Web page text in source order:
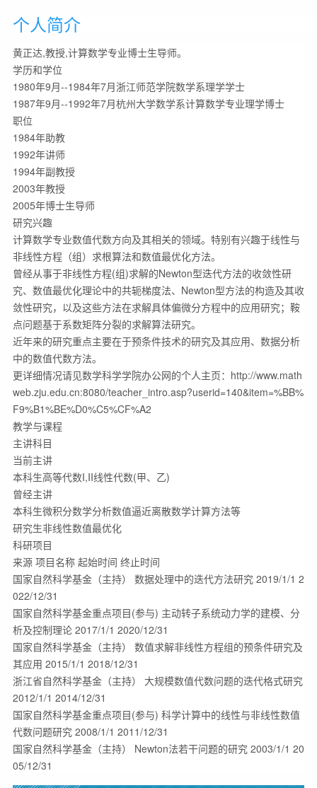
个人简介
黄正达,教授,计算数学专业博士生导师。
学历和学位
1980年9月--1984年7月浙江师范学院数学系理学学士
1987年9月--1992年7月杭州大学数学系计算数学专业理学博士
职位
1984年助教
1992年讲师
1994年副教授
2003年教授
2005年博士生导师
研究兴趣
计算数学专业数值代数方向及其相关的领域。特别有兴趣于线性与
非线性方程（组）求根算法和数值最优化方法。
曾经从事于非线性方程(组)求解的Newton型迭代方法的收敛性研
究、数值最优化理论中的共轭梯度法、Newton型方法的构造及其收
敛性研究，以及这些方法在求解具体偏微分方程中的应用研究；鞍
点问题基于系数矩阵分裂的求解算法研究。
近年来的研究重点主要在于预条件技术的研究及其应用、数据分析
中的数值代数方法。
更详细情况请见数学科学学院办公网的个人主页：http://www.math
web.zju.edu.cn:8080/teacher_intro.asp?userid=140&item=%BB%
F9%B1%BE%D0%C5%CF%A2
教学与课程
主讲科目
当前主讲
本科生高等代数I,II线性代数(甲、乙)
曾经主讲
本科生微积分数学分析数值逼近离散数学计算方法等
研究生非线性数值最优化
科研项目
来源 项目名称 起始时间 终止时间
国家自然科学基金（主持） 数据处理中的迭代方法研究 2019/1/1 2
022/12/31
国家自然科学基金重点项目(参与) 主动转子系统动力学的建模、分
析及控制理论 2017/1/1 2020/12/31
国家自然科学基金（主持） 数值求解非线性方程组的预条件研究及
其应用 2015/1/1 2018/12/31
浙江省自然科学基金（主持） 大规模数值代数问题的迭代格式研究
2012/1/1 2014/12/31
国家自然科学基金重点项目(参与) 科学计算中的线性与非线性数值
代数问题研究 2008/1/1 2011/12/31
国家自然科学基金（主持） Newton法若干问题的研究 2003/1/1 20
05/12/31